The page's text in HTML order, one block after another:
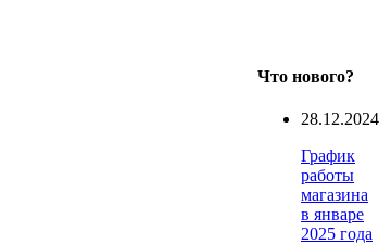
Что нового?
28.12.2024
График
работы
магазина
в январе
2025 года